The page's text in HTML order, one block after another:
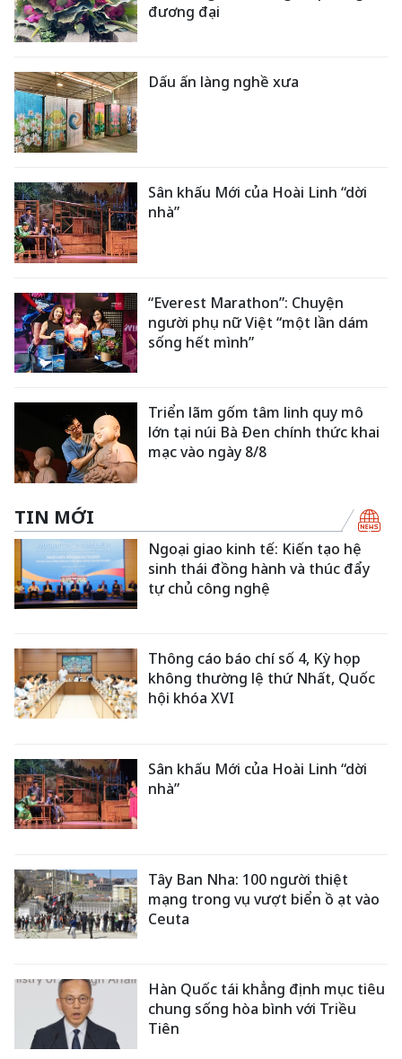
đương đại
Dấu ấn làng nghề xưa
Sân khấu Mới của Hoài Linh “dời
nhà”
“Everest Marathon”: Chuyện
người phụ nữ Việt “một lần dám
sống hết mình”
Triển lãm gốm tâm linh quy mô
lớn tại núi Bà Đen chính thức khai
mạc vào ngày 8/8
TIN MỚI
Ngoại giao kinh tế: Kiến tạo hệ
sinh thái đồng hành và thúc đẩy
tự chủ công nghệ
Thông cáo báo chí số 4, Kỳ họp
không thường lệ thứ Nhất, Quốc
hội khóa XVI
Sân khấu Mới của Hoài Linh “dời
nhà”
Tây Ban Nha: 100 người thiệt
mạng trong vụ vượt biển ồ ạt vào
Ceuta
Hàn Quốc tái khẳng định mục tiêu
chung sống hòa bình với Triều
Tiên